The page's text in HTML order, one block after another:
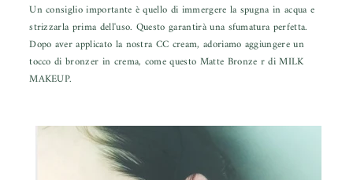
Un consiglio importante è quello di immergere la spugna in acqua e
strizzarla prima dell'uso. Questo garantirà una sfumatura perfetta.
Dopo aver applicato la nostra CC cream, adoriamo aggiungere un
tocco di bronzer in crema, come questo Matte Bronze r di MILK
MAKEUP.